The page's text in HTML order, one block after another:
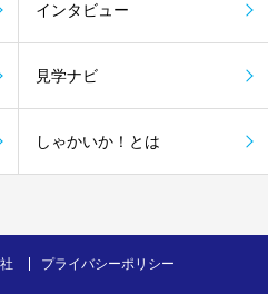
インタビュー
見学ナビ
しゃかいか！とは
プライバシーポリシー